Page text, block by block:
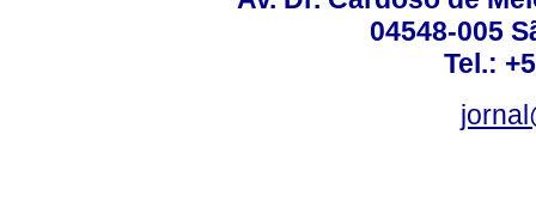
04548-005
Tel.: